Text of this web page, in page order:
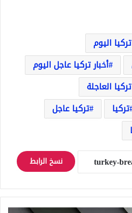
اليوم
أخبار تركيا عاجل اليوم
العاجلة
تركيا
تركيا عاجل
نسخ الرابط